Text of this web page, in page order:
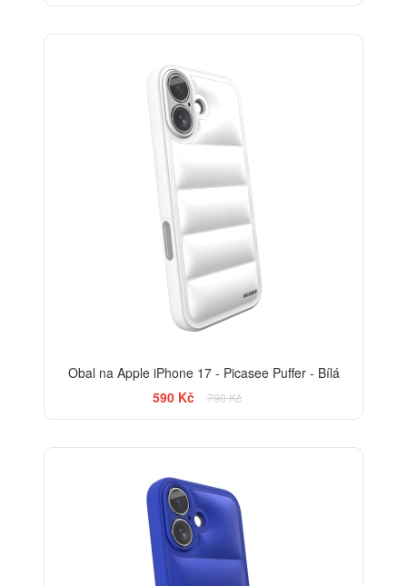
Obal na Apple iPhone 17 - Picasee Puffer - Bílá
590 Kč
790 Kč